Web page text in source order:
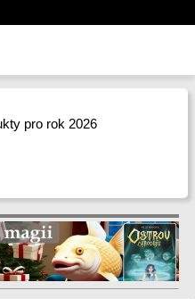
pro rok 2026